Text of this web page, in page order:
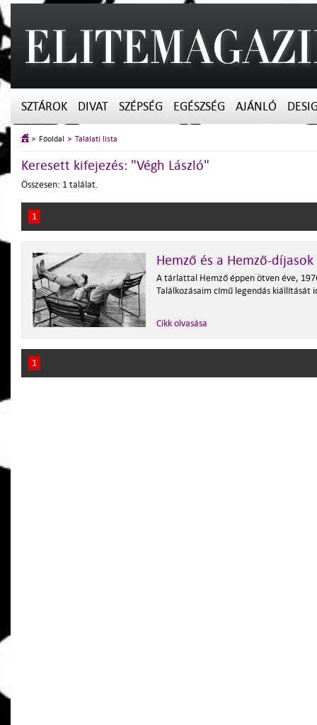
SZTÁROK DIVAT SZÉPSÉG EGÉSZSÉG AJÁNLÓ
Főoldal Találati lista
Keresett kifejezés: "Végh László"
Összesen: 1 találat.
1
Hemző és a Hemző-díjasok
A tárlattal Hemző éppen ötven éve,
Találkozásaim című legendás kiállítását
Cikk olvasása
1